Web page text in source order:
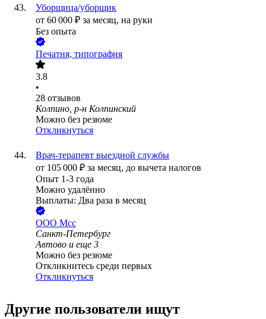
Уборщица/уборщик
от 60 000 ₽ за месяц, на руки
Без опыта
Печатня, типография
3.8
•
28 отзывов
Колпино, р-н Колпинский
Можно без резюме
Откликнуться
Врач-терапевт выездной службы
от 105 000 ₽ за месяц, до вычета налогов
Опыт 1-3 года
Можно удалённо
Выплаты: Два раза в месяц
ООО Мсс
Санкт-Петербург
Автово и еще 3
Можно без резюме
Откликнитесь среди первых
Откликнуться
Другие пользователи ищут